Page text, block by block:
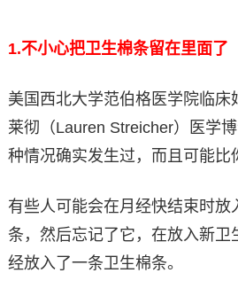
1.不小心把卫生棉条留在里面了
美国西北大学范伯格医学院临床
莱彻（Lauren Streicher）医学
种情况确实发生过，而且可能比
有些人可能会在月经快结束时放
条，然后忘记了它，在放入新卫
经放入了一条卫生棉条。